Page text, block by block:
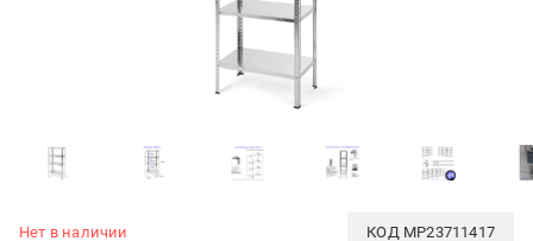
Нет в наличии КОД MP23711417